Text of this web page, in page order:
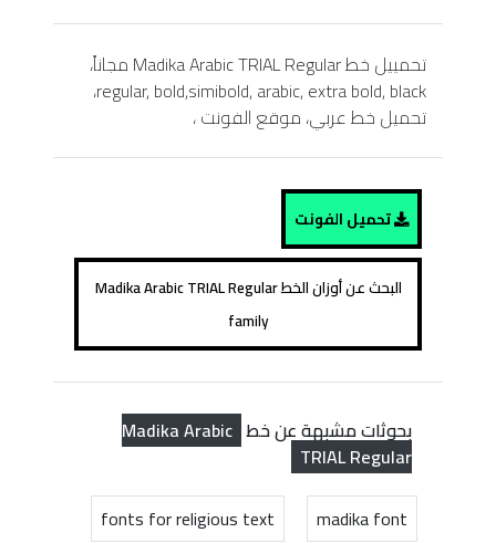
تحمييل خط Madika Arabic TRIAL Regular مجاناً،
regular, bold,simibold, arabic, extra bold, black،
تحميل خط عربي، موقع الفونت ،
تحميل الفونت
البحث عن أوزان الخط Madika Arabic TRIAL Regular
family
بحوثات مشبهة عن خط Madika Arabic
TRIAL Regular
madika font
fonts for religious text